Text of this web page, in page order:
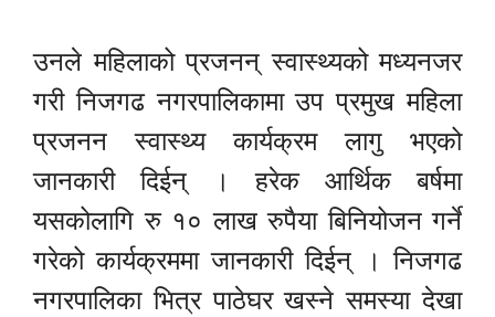
उनले महिलाको प्रजनन् स्वास्थ्यको मध्यनजर
गरी निजगढ नगरपालिकामा उप प्रमुख महिला
प्रजनन स्वास्थ्य कार्यक्रम लागु भएको
जानकारी दिईन् । हरेक आर्थिक बर्षमा
यसकोलागि रु १० लाख रुपैया बिनियोजन गर्ने
गरेको कार्यक्रममा जानकारी दिईन् । निजगढ
नगरपालिका भित्र पाठेघर खस्ने समस्या देखा